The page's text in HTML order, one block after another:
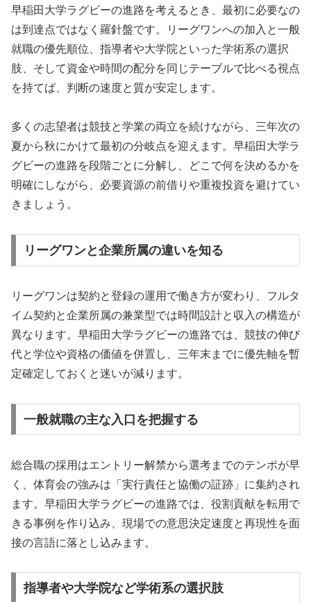
早稲田大学ラグビーの進路を考えるとき、最初に必要なの
は到達点ではなく羅針盤です。リーグワンへの加入と一般
就職の優先順位、指導者や大学院といった学術系の選択
肢、そして資金や時間の配分を同じテーブルで比べる視点
を持てば、判断の速度と質が安定します。
多くの志望者は競技と学業の両立を続けながら、三年次の
夏から秋にかけて最初の分岐点を迎えます。早稲田大学ラ
グビーの進路を段階ごとに分解し、どこで何を決めるかを
明確にしながら、必要資源の前借りや重複投資を避けてい
きましょう。
リーグワンと企業所属の違いを知る
リーグワンは契約と登録の運用で働き方が変わり、フルタ
イム契約と企業所属の兼業型では時間設計と収入の構造が
異なります。早稲田大学ラグビーの進路では、競技の伸び
代と学位や資格の価値を併置し、三年末までに優先軸を暫
定確定しておくと迷いが減ります。
一般就職の主な入口を把握する
総合職の採用はエントリー解禁から選考までのテンポが早
く、体育会の強みは「実行責任と協働の証跡」に集約され
ます。早稲田大学ラグビーの進路では、役割貢献を転用で
きる事例を作り込み、現場での意思決定速度と再現性を面
接の言語に落とし込みます。
指導者や大学院など学術系の選択肢